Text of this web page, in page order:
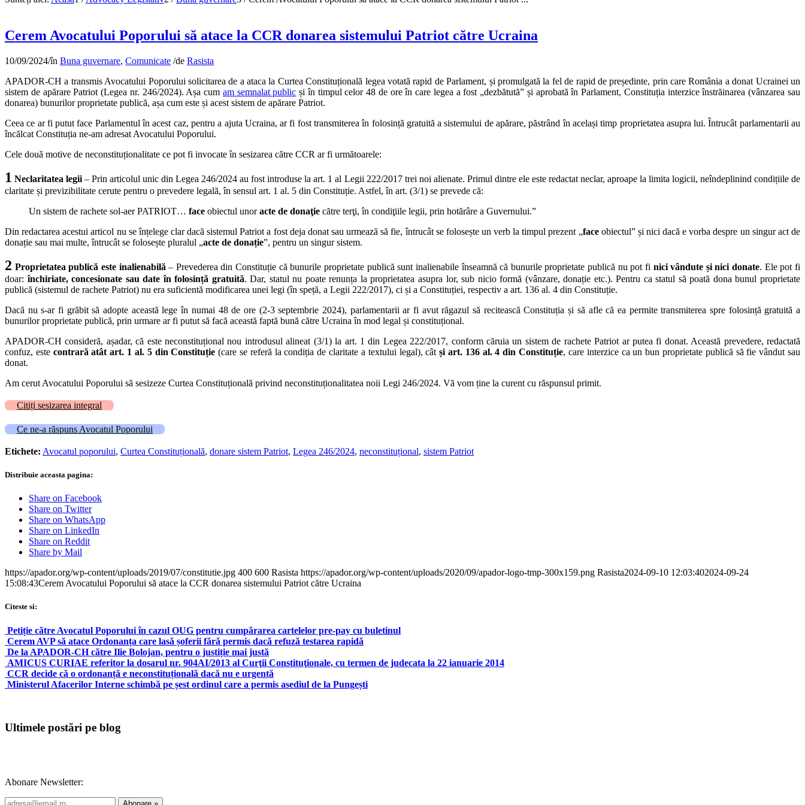
Cerem Avocatului Poporului să atace la CCR donarea sistemului Patriot către Ucraina
10/09/2024/în Buna guvernare, Comunicate /de Rasista
APADOR-CH a transmis Avocatului Poporului solicitarea de a ataca la Curtea Constituțională legea votată rapid de Parlament, și promulgată la fel de rapid de președinte, prin care România a donat Ucrainei un
sistem de apărare Patriot (Legea nr. 246/2024). Așa cum am semnalat public și în timpul celor 48 de ore în care legea a fost „dezbătută” și aprobată în Parlament, Constituția interzice înstrăinarea (vânzarea sau
donarea) bunurilor proprietate publică, așa cum este și acest sistem de apărare Patriot.
Ceea ce ar fi putut face Parlamentul în acest caz, pentru a ajuta Ucraina, ar fi fost transmiterea în folosință gratuită a sistemului de apărare, păstrând în același timp proprietatea asupra lui. Întrucât parlamentarii au
încălcat Constituția ne-am adresat Avocatului Poporului.
Cele două motive de neconstituționalitate ce pot fi invocate în sesizarea către CCR ar fi următoarele:
1 Neclaritatea legii – Prin articolul unic din Legea 246/2024 au fost introduse la art. 1 al Legii 222/2017 trei noi alienate. Primul dintre ele este redactat neclar, aproape la limita logicii, neîndeplinind condițiile de
claritate și previzibilitate cerute pentru o prevedere legală, în sensul art. 1 al. 5 din Constituție. Astfel, în art. (3/1) se prevede că:
Un sistem de rachete sol-aer PATRIOT… face obiectul unoracte de donaţie către terţi, în condiţiile legii, prin hotărâre a Guvernului.”
Din redactarea acestui articol nu se înțelege clar dacă sistemul Patriot a fost deja donat sau urmează să fie, întrucât se folosește un verb la timpul prezent „faceobiectul” și nici dacă e vorba despre un singur act de
donație sau mai multe, întrucât se folosește pluralul „acte de donație”, pentru un singur sistem.
2 Proprietatea publică este inalienabilă – Prevederea din Constituție că bunurile proprietate publică sunt inalienabile înseamnă că bunurile proprietate publică nu pot fi nici vândute și nici donate. Ele pot fi
doar:închiriate, concesionate sau date în folosință gratuită. Dar, statul nu poate renunța la proprietatea asupra lor, sub nicio formă (vânzare, donație etc.). Pentru ca statul să poată dona bunul proprietate
publică (sistemul de rachete Patriot) nu era suficientă modificarea unei legi (în speță, a Legii 222/2017), ci și a Constituției, respectiv a art. 136 al. 4 din Constituție.
Dacă nu s-ar fi grăbit să adopte această lege în numai 48 de ore (2-3 septembrie 2024), parlamentarii ar fi avut răgazul să recitească Constituția și să afle că ea permite transmiterea spre folosință gratuită a
bunurilor proprietate publică, prin urmare ar fi putut să facă această faptă bună către Ucraina în mod legal și constituțional.
APADOR-CH consideră, așadar, că este neconstituțional nou introdusul alineat (3/1) la art. 1 din Legea 222/2017, conform căruia un sistem de rachete Patriot ar putea fi donat. Această prevedere, redactată
confuz, este contrară atât art. 1 al. 5 din Constituție (care se referă la condiția de claritate a textului legal), câtși art. 136 al. 4 din Constituție, care interzice ca un bun proprietate publică să fie vândut sau
donat.
Am cerut Avocatului Poporului să sesizeze Curtea Constituțională privind neconstituționalitatea noii Legi 246/2024. Vă vom ține la curent cu răspunsul primit.
Citiți sesizarea integral
Ce ne-a răspuns Avocatul Poporului
Etichete: Avocatul poporului, Curtea Constituțională, donare sistem Patriot, Legea 246/2024, neconstituțional, sistem Patriot
Distribuie aceasta pagina:
Share on Facebook
Share on Twitter
Share on WhatsApp
Share on LinkedIn
Share on Reddit
Share by Mail
https://apador.org/wp-content/uploads/2019/07/constitutie.jpg 400 600 Rasista https://apador.org/wp-content/uploads/2020/09/apador-logo-tmp-300x159.png Rasista2024-09-10 12:03:402024-09-24
15:08:43Cerem Avocatului Poporului să atace la CCR donarea sistemului Patriot către Ucraina
Citeste si:
Petiție către Avocatul Poporului în cazul OUG pentru cumpărarea cartelelor pre-pay cu buletinul
Cerem AVP să atace Ordonanța care lasă șoferii fără permis dacă refuză testarea rapidă
De la APADOR-CH către Ilie Bolojan, pentru o justiție mai justă
AMICUS CURIAE referitor la dosarul nr. 904AI/2013 al Curţii Constituţionale, cu termen de judecata la 22 ianuarie 2014
CCR decide că o ordonanță e neconstituțională dacă nu e urgentă
Ministerul Afacerilor Interne schimbă pe șest ordinul care a permis asediul de la Pungești
Ultimele postări pe blog
Abonare Newsletter: